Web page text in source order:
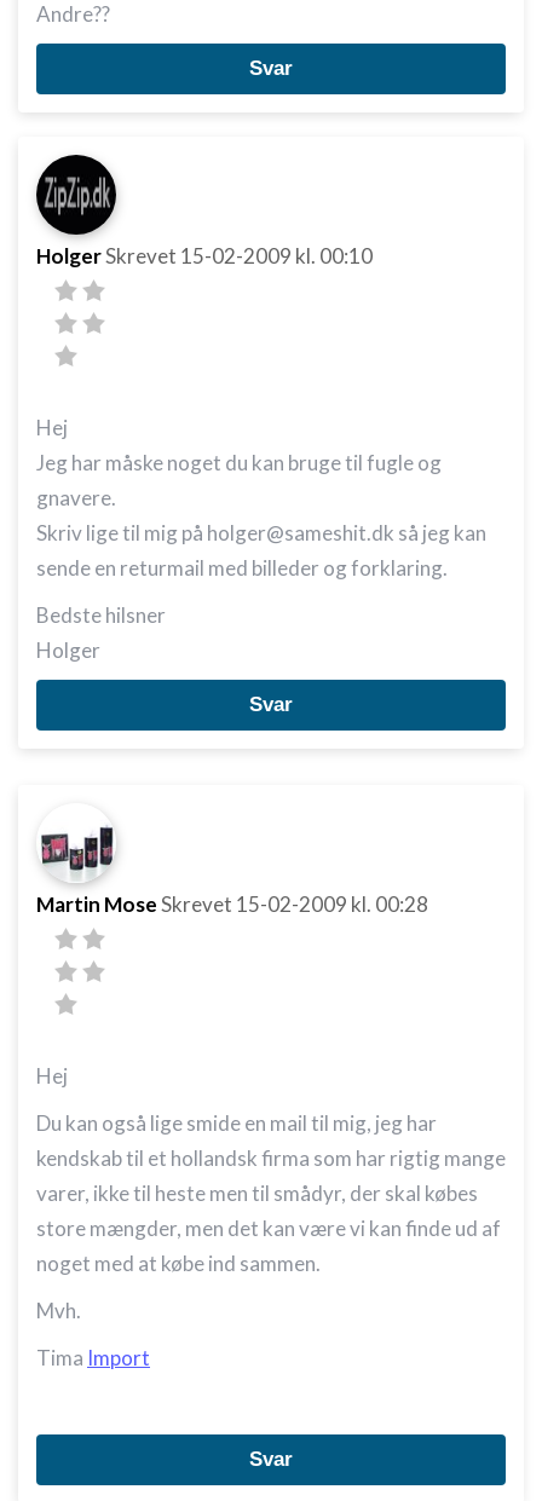
Andre??
Svar
HolgerSkrevet 15-02-2009 kl. 00:10
Hej
Jeg har måske noget du kan bruge til fugle og
gnavere.
Skriv lige til mig på holger@sameshit.dk så jeg kan
sende en returmail med billeder og forklaring.
Bedste hilsner
Holger
Svar
Martin MoseSkrevet 15-02-2009 kl. 00:28
Hej
Du kan også lige smide en mail til mig, jeg har
kendskab til et hollandsk firma som har rigtig mange
varer, ikke til heste men til smådyr, der skal købes
store mængder, men det kan være vi kan finde ud af
noget med at købe ind sammen.
Mvh.
Tima Import
Svar